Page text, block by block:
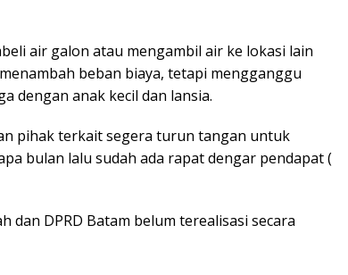
air galon atau mengambil air ke lokasi lain
beban biaya, tetapi mengganggu
dengan anak kecil dan lansia.
pihak terkait segera turun tangan untuk
bulan lalu sudah ada rapat dengar pendapat (
dan DPRD Batam belum terealisasi secara